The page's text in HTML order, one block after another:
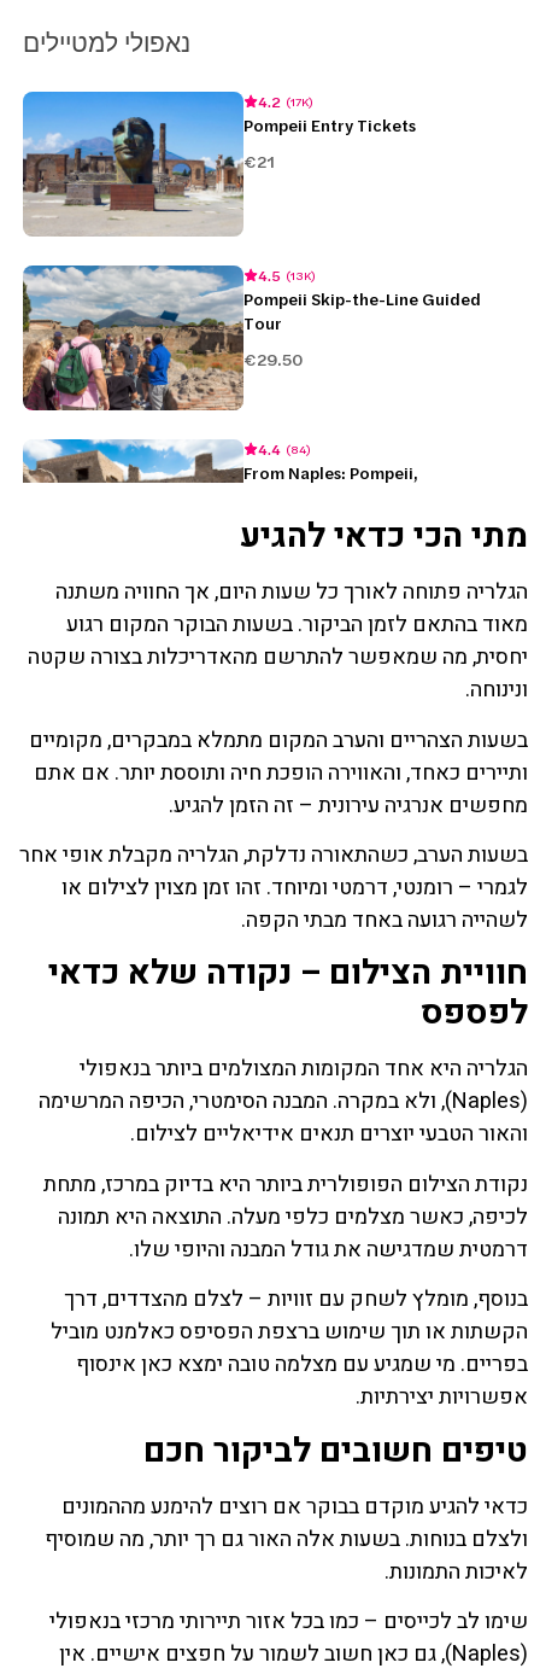
מתי הכי כדאי להגיע
הגלריה פתוחה לאורך כל שעות היום, אך החוויה משתנה
מאוד בהתאם לזמן הביקור. בשעות הבוקר המקום רגוע
יחסית, מה שמאפשר להתרשם מהאדריכלות בצורה שקטה
ונינוחה.
בשעות הצהריים והערב המקום מתמלא במבקרים, מקומיים
ותיירים כאחד, והאווירה הופכת חיה ותוססת יותר. אם אתם
מחפשים אנרגיה עירונית – זה הזמן להגיע.
בשעות הערב, כשהתאורה נדלקת, הגלריה מקבלת אופי אחר
לגמרי – רומנטי, דרמטי ומיוחד. זהו זמן מצוין לצילום או
לשהייה רגועה באחד מבתי הקפה.
חוויית הצילום – נקודה שלא כדאי
לפספס
הגלריה היא אחד המקומות המצולמים ביותר בנאפולי
(Naples), ולא במקרה. המבנה הסימטרי, הכיפה המרשימה
והאור הטבעי יוצרים תנאים אידיאליים לצילום.
נקודת הצילום הפופולרית ביותר היא בדיוק במרכז, מתחת
לכיפה, כאשר מצלמים כלפי מעלה. התוצאה היא תמונה
דרמטית שמדגישה את גודל המבנה והיופי שלו.
בנוסף, מומלץ לשחק עם זוויות – לצלם מהצדדים, דרך
הקשתות או תוך שימוש ברצפת הפסיפס כאלמנט מוביל
בפריים. מי שמגיע עם מצלמה טובה ימצא כאן אינסוף
אפשרויות יצירתיות.
טיפים חשובים לביקור חכם
כדאי להגיע מוקדם בבוקר אם רוצים להימנע מההמונים
ולצלם בנוחות. בשעות אלה האור גם רך יותר, מה שמוסיף
לאיכות התמונות.
שימו לב לכייסים – כמו בכל אזור תיירותי מרכזי בנאפולי
(Naples), גם כאן חשוב לשמור על חפצים אישיים. אין